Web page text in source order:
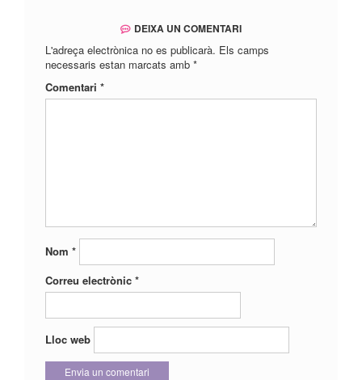
DEIXA UN COMENTARI
L'adreça electrònica no es publicarà. Els camps
necessaris estan marcats amb *
Comentari *
Nom *
Correu electrònic *
Lloc web